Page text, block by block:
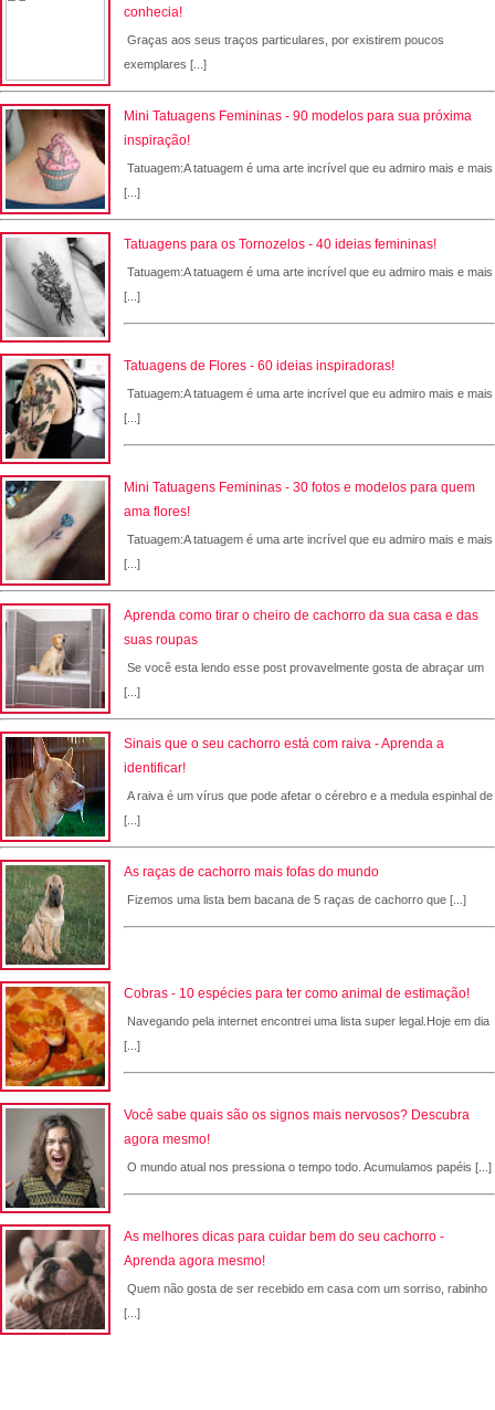
conhecia!
Graças aos seus traços particulares, por existirem poucos
exemplares [...]
Mini Tatuagens Femininas - 90 modelos para sua próxima
inspiração!
Tatuagem:A tatuagem é uma arte incrível que eu admiro mais e mais
[...]
Tatuagens para os Tornozelos - 40 ideias femininas!
Tatuagem:A tatuagem é uma arte incrível que eu admiro mais e mais
[...]
Tatuagens de Flores - 60 ideias inspiradoras!
Tatuagem:A tatuagem é uma arte incrível que eu admiro mais e mais
[...]
Mini Tatuagens Femininas - 30 fotos e modelos para quem
ama flores!
Tatuagem:A tatuagem é uma arte incrível que eu admiro mais e mais
[...]
Aprenda como tirar o cheiro de cachorro da sua casa e das
suas roupas
Se você esta lendo esse post provavelmente gosta de abraçar um
[...]
Sinais que o seu cachorro está com raiva - Aprenda a
identificar!
A raiva é um vírus que pode afetar o cérebro e a medula espinhal de
[...]
As raças de cachorro mais fofas do mundo
Fizemos uma lista bem bacana de 5 raças de cachorro que [...]
Cobras - 10 espécies para ter como animal de estimação!
Navegando pela internet encontrei uma lista super legal.Hoje em dia
[...]
Você sabe quais são os signos mais nervosos? Descubra
agora mesmo!
O mundo atual nos pressiona o tempo todo. Acumulamos papéis [...]
As melhores dicas para cuidar bem do seu cachorro -
Aprenda agora mesmo!
Quem não gosta de ser recebido em casa com um sorriso, rabinho
[...]